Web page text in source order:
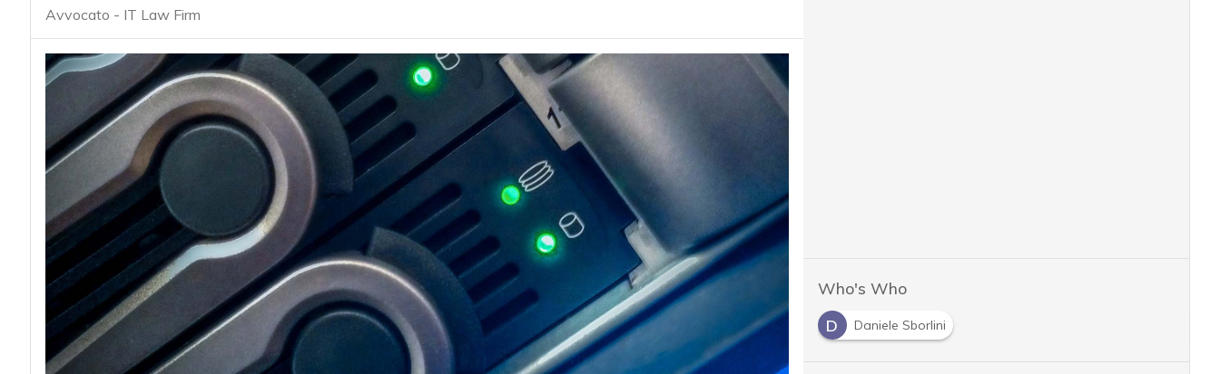
Avvocato - IT Law Firm
Who's Who
D
Daniele Sborlini